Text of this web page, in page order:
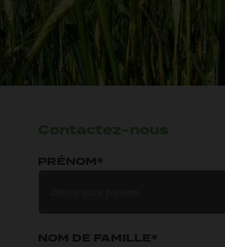
Contactez-nous
PRÉNOM*
NOM DE FAMILLE*